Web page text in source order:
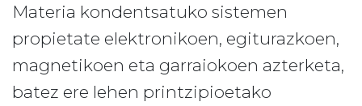
Materia kondentsatuko sistemen
propietate elektronikoen, egiturazkoen,
magnetikoen eta garraiokoen azterketa,
batez ere lehen printzipioetako